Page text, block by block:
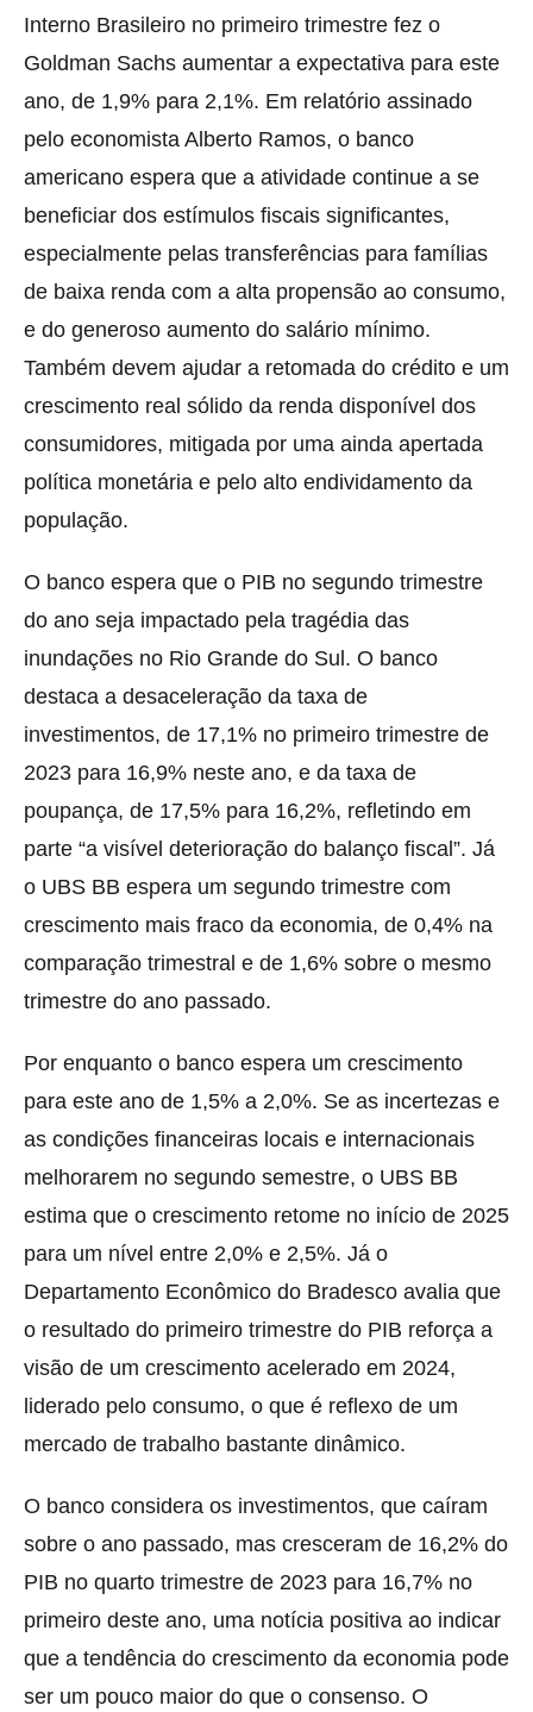
Interno Brasileiro no primeiro trimestre fez o
Goldman Sachs aumentar a expectativa para este
ano, de 1,9% para 2,1%. Em relatório assinado
pelo economista Alberto Ramos, o banco
americano espera que a atividade continue a se
beneficiar dos estímulos fiscais significantes,
especialmente pelas transferências para famílias
de baixa renda com a alta propensão ao consumo,
e do generoso aumento do salário mínimo.
Também devem ajudar a retomada do crédito e um
crescimento real sólido da renda disponível dos
consumidores, mitigada por uma ainda apertada
política monetária e pelo alto endividamento da
população.
O banco espera que o PIB no segundo trimestre
do ano seja impactado pela tragédia das
inundações no Rio Grande do Sul. O banco
destaca a desaceleração da taxa de
investimentos, de 17,1% no primeiro trimestre de
2023 para 16,9% neste ano, e da taxa de
poupança, de 17,5% para 16,2%, refletindo em
parte “a visível deterioração do balanço fiscal”. Já
o UBS BB espera um segundo trimestre com
crescimento mais fraco da economia, de 0,4% na
comparação trimestral e de 1,6% sobre o mesmo
trimestre do ano passado.
Por enquanto o banco espera um crescimento
para este ano de 1,5% a 2,0%. Se as incertezas e
as condições financeiras locais e internacionais
melhorarem no segundo semestre, o UBS BB
estima que o crescimento retome no início de 2025
para um nível entre 2,0% e 2,5%. Já o
Departamento Econômico do Bradesco avalia que
o resultado do primeiro trimestre do PIB reforça a
visão de um crescimento acelerado em 2024,
liderado pelo consumo, o que é reflexo de um
mercado de trabalho bastante dinâmico.
O banco considera os investimentos, que caíram
sobre o ano passado, mas cresceram de 16,2% do
PIB no quarto trimestre de 2023 para 16,7% no
primeiro deste ano, uma notícia positiva ao indicar
que a tendência do crescimento da economia pode
ser um pouco maior do que o consenso. O